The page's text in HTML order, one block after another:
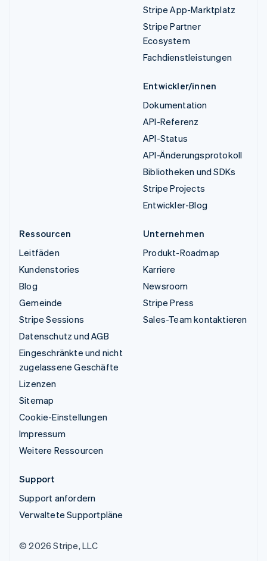
Stripe App-Marktplatz
Stripe Partner
Ecosystem
Fachdienstleistungen
Entwickler/innen
Dokumentation
API-Referenz
API-Status
API-Änderungsprotokoll
Bibliotheken und SDKs
Stripe Projects
Entwickler-Blog
Ressourcen
Leitfäden
Kundenstories
Blog
Gemeinde
Stripe Sessions
Datenschutz und AGB
Eingeschränkte und nicht
zugelassene Geschäfte
Lizenzen
Sitemap
Cookie-Einstellungen
Impressum
Weitere Ressourcen
Unternehmen
Produkt-Roadmap
Karriere
Newsroom
Stripe Press
Sales-Team kontaktieren
Support
Support anfordern
Verwaltete Supportpläne
© 2026 Stripe, LLC